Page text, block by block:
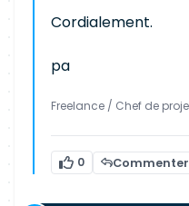
Cordialement.
pa
Freelance / Chef de
0 Commenter